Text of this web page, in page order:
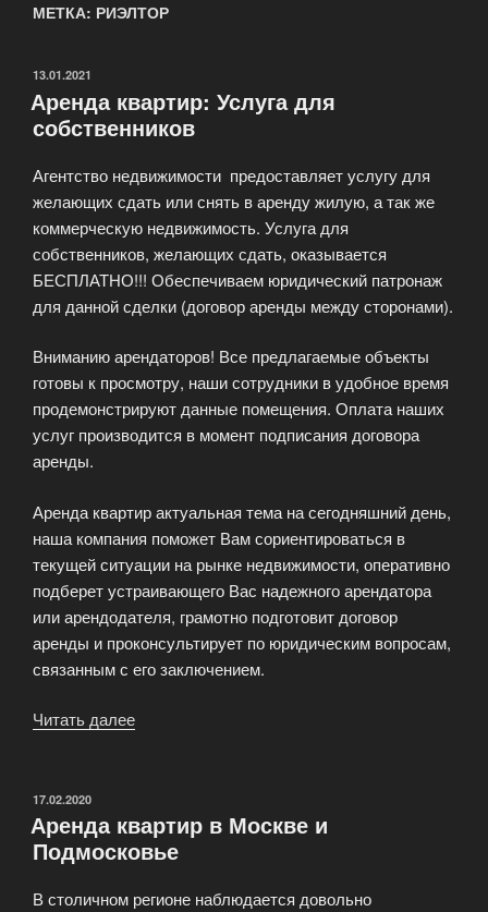
МЕТКА: РИЭЛТОР
ОПУБЛИКОВАНО
13.01.2021
Аренда квартир: Услуга для
собственников
Агентство недвижимости предоставляет услугу для
желающих сдать или снять в аренду жилую, а так же
коммерческую недвижимость. Услуга для
собственников, желающих сдать, оказывается
БЕСПЛАТНО!!! Обеспечиваем юридический патронаж
для данной сделки (договор аренды между сторонами).
Вниманию арендаторов! Все предлагаемые объекты
готовы к просмотру, наши сотрудники в удобное время
продемонстрируют данные помещения. Оплата наших
услуг производится в момент подписания договора
аренды.
Аренда квартир актуальная тема на сегодняшний день,
наша компания поможет Вам сориентироваться в
текущей ситуации на рынке недвижимости, оперативно
подберет устраивающего Вас надежного арендатора
или арендодателя, грамотно подготовит договор
аренды и проконсультирует по юридическим вопросам,
связанным с его заключением.
Читать далее
собственников»
ОПУБЛИКОВАНО
17.02.2020
Аренда квартир в Москве и
Подмосковье
В столичном регионе наблюдается довольно